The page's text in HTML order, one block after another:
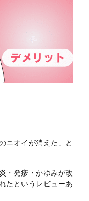
ニオイが消えた」と
・発疹・かゆみが改
たというレビューあ